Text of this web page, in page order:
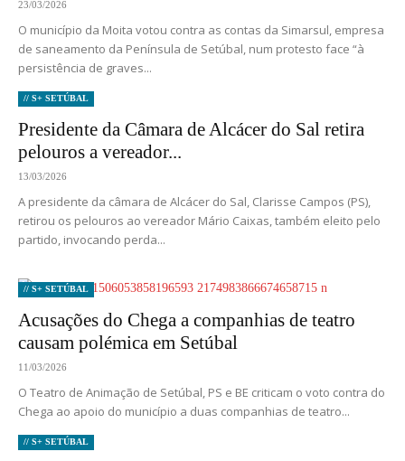
23/03/2026
O município da Moita votou contra as contas da Simarsul, empresa
de saneamento da Península de Setúbal, num protesto face “à
persistência de graves...
// S+ SETÚBAL
Presidente da Câmara de Alcácer do Sal retira
pelouros a vereador...
13/03/2026
A presidente da câmara de Alcácer do Sal, Clarisse Campos (PS),
retirou os pelouros ao vereador Mário Caixas, também eleito pelo
partido, invocando perda...
// S+ SETÚBAL
Acusações do Chega a companhias de teatro
causam polémica em Setúbal
11/03/2026
O Teatro de Animação de Setúbal, PS e BE criticam o voto contra do
Chega ao apoio do município a duas companhias de teatro...
// S+ SETÚBAL